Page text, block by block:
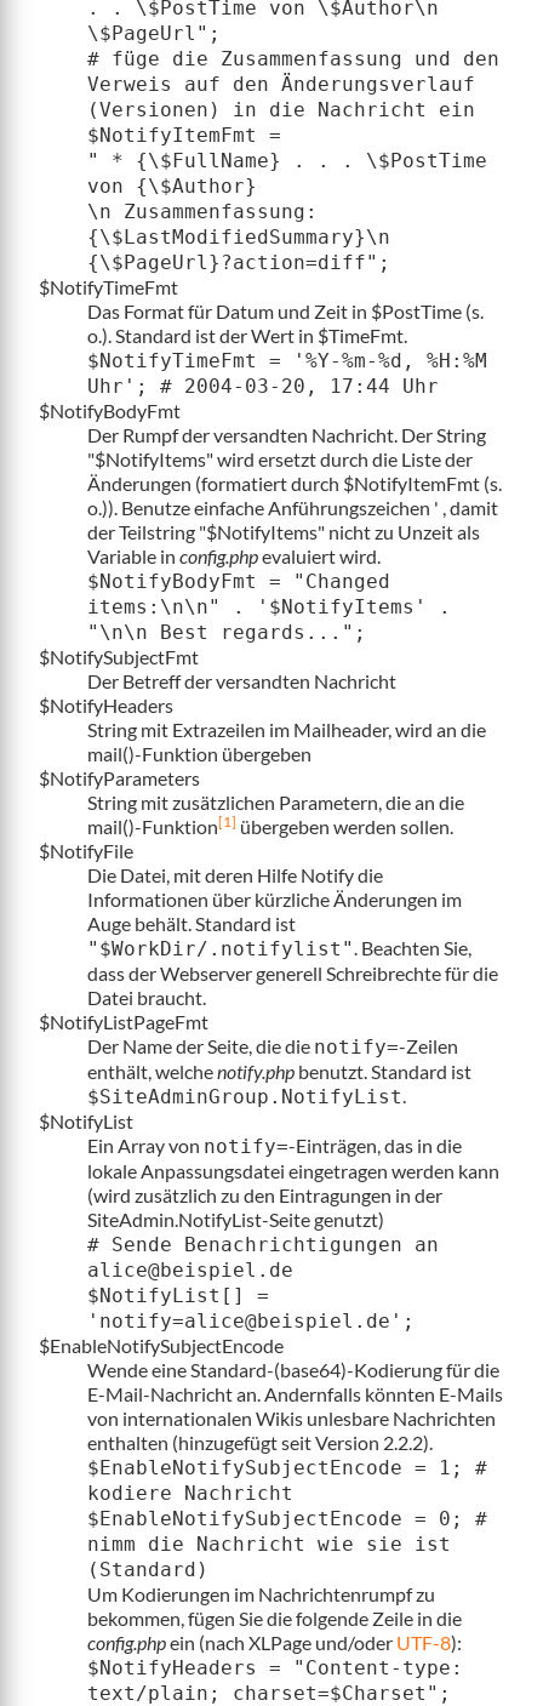
. . \$PostTime von \$Author\n
\$PageUrl";
# füge die Zusammenfassung und den
Verweis auf den Änderungsverlauf
(Versionen) in die Nachricht ein
$NotifyItemFmt =
" * {\$FullName} . . . \$PostTime
von {\$Author}
\n Zusammenfassung:
{\$LastModifiedSummary}\n
{\$PageUrl}?action=diff";
$NotifyTimeFmt
Das Format für Datum und Zeit in $PostTime (s.
o.). Standard ist der Wert in $TimeFmt.
$NotifyTimeFmt = '%Y-%m-%d, %H:%M
Uhr'; # 2004-03-20, 17:44 Uhr
$NotifyBodyFmt
Der Rumpf der versandten Nachricht. Der String
"$NotifyItems" wird ersetzt durch die Liste der
Änderungen (formatiert durch $NotifyItemFmt (s.
o.)). Benutze einfache Anführungszeichen ' , damit
der Teilstring "$NotifyItems" nicht zu Unzeit als
Variable in config.phpevaluiert wird.
$NotifyBodyFmt = "Changed
items:\n\n" . '$NotifyItems' .
"\n\n Best regards...";
$NotifySubjectFmt
Der Betreff der versandten Nachricht
$NotifyHeaders
String mit Extrazeilen im Mailheader, wird an die
mail()-Funktion übergeben
$NotifyParameters
String mit zusätzlichen Parametern, die an die
mail()-Funktion[1] übergeben werden sollen.
$NotifyFile
Die Datei, mit deren Hilfe Notify die
Informationen über kürzliche Änderungen im
Auge behält. Standard ist
"$WorkDir/.notifylist" . Beachten Sie,
dass der Webserver generell Schreibrechte für die
Datei braucht.
$NotifyListPageFmt
Der Name der Seite, die die notify=-Zeilen
enthält, welchenotify.php benutzt. Standard ist
$SiteAdminGroup.NotifyList
$NotifyList
Ein Array von notify=-Einträgen, das in die
lokale Anpassungsdatei eingetragen werden kann
(wird zusätzlich zu den Eintragungen in der
SiteAdmin.NotifyList-Seite genutzt)
# Sende Benachrichtigungen an
alice@beispiel.de
$NotifyList[] =
'notify=alice@beispiel.de';
$EnableNotifySubjectEncode
Wende eine Standard-(base64)-Kodierung für die
E-Mail-Nachricht an. Andernfalls könnten E-Mails
von internationalen Wikis unlesbare Nachrichten
enthalten (hinzugefügt seit Version 2.2.2).
$EnableNotifySubjectEncode = 1; #
kodiere Nachricht
$EnableNotifySubjectEncode = 0; #
nimm die Nachricht wie sie ist
(Standard)
Um Kodierungen im Nachrichtenrumpf zu
bekommen, fügen Sie die folgende Zeile in die
config.phpein (nach XLPage und/oder UTF-8):
$NotifyHeaders = "Content-type:
text/plain; charset=$Charset";